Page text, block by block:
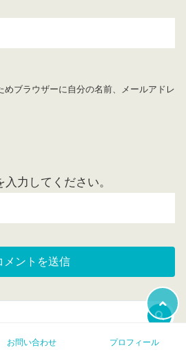
めブラウザーに自分の名前、メールアドレ
力してください。
お問い合わせ プロフィール